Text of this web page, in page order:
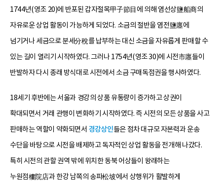
1744년(영조 20)에 반포된 갑자절목甲子節目에 의해 염선상鹽船商의
자유로운 상업 활동이 가능하게 되었다. 소금의 절반을 염전鹽廛에
넘기거나 세금으로 분세分稅를 납부하는 대신 소금을 자유롭게 판매할 수
있는 길이 열리기 시작하였다. 그러나 1754년(영조 30)에 시전市廛들이
반발하자 다시 종래 방식대로 시전에서 소금 구매독점권을 행사하였다.
18세기 후반에는 서울과 경강의 상품 유통량이 증가하고 상권이
확대되면서 거래 관행이 변화하기 시작하였다. 즉 시전의 모든 상품을 사고
판매하는 역할이 약화되면서 경강상인들은 점차 대규모 자본력과 운송
수단을 바탕으로 시전을 배제하고 독자적인 상업 활동을 전개해 나갔다.
특히 시전의 관할 권역 밖에 위치한 동북 어상들이 왕래하는
누원점樓院店과 한강 남쪽의 송파松坡에서 상행위가 활발하게